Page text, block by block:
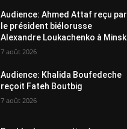
Audience: Ahmed Attaf reçu par
le président biélorusse
Alexandre Loukachenko à Minsk
7 août 2026
Audience: Khalida Boufedeche
reçoit Fateh Boutbig
7 août 2026